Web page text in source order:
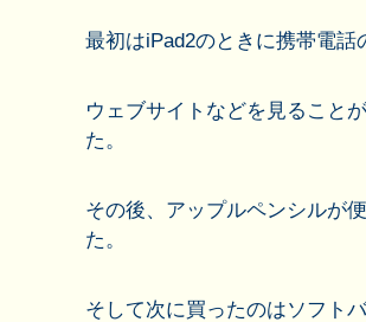
最初はiPad2のときに携帯電話
ウェブサイトなどを見ること
た。
その後、アップルペンシルが
た。
そして次に買ったのはソフト